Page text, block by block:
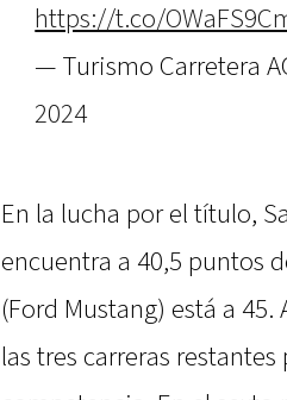
https://t.co/
— Turismo Carretera
2024
En la lucha por el título,
encuentra a 40,5 puntos
(Ford Mustang) está a
las tres carreras